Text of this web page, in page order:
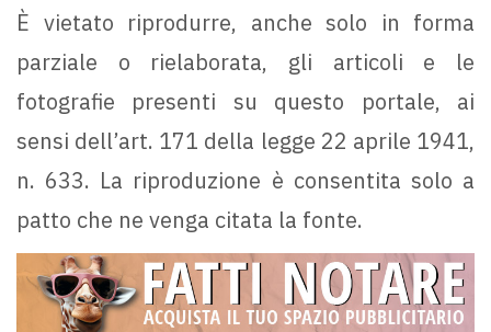
È vietato riprodurre, anche solo in forma
parziale o rielaborata, gli articoli e le
fotografie presenti su questo portale, ai
sensi dell’art. 171 della legge 22 aprile 1941,
n. 633. La riproduzione è consentita solo a
patto che ne venga citata la fonte.